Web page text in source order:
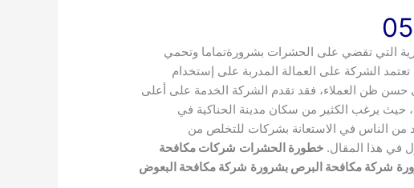
التي تقضي على الحشرات بشرورةتماما وتحمي
الشركة على العمالة المدربة على إستخدام
ظن العملاء، فقد تقدم الشركة الخدمة على أعلى
، حيث يرغب الكثير من سكان مدينة الحناكية في
من الناس في الاستعانة بشركات للتخلص من
في هذا المقال.خطورة الحشرات شركات مكافحة
شركة مكافحة البرص بشرورة شركة مكافحة البعوض